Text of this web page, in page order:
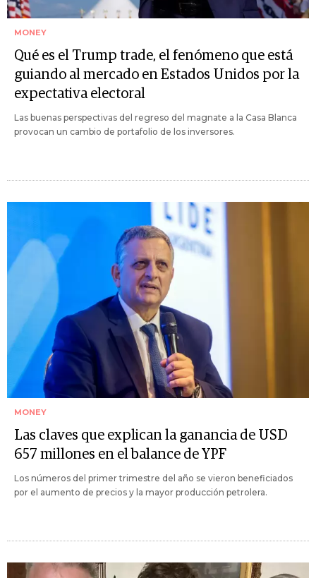
MONEY
Qué es el Trump trade, el fenómeno que está
guiando al mercado en Estados Unidos por la
expectativa electoral
Las buenas perspectivas del regreso del magnate a la Casa Blanca
provocan un cambio de portafolio de los inversores.
MONEY
Las claves que explican la ganancia de USD
657 millones en el balance de YPF
Los números del primer trimestre del año se vieron beneficiados
por el aumento de precios y la mayor producción petrolera.